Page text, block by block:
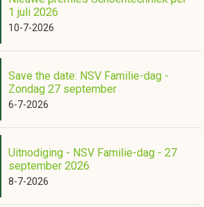
1 juli 2026
10-7-2026
Save the date: NSV Familie-dag -
Zondag 27 september
6-7-2026
Uitnodiging - NSV Familie-dag - 27
september 2026
8-7-2026